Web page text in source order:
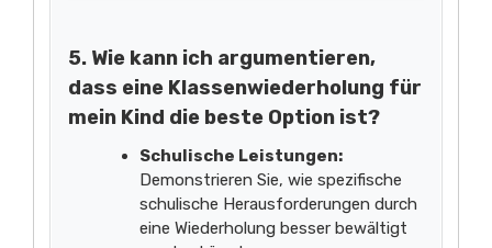
5. Wie kann ich argumentieren,
dass eine Klassenwiederholung für
mein Kind die beste Option ist?
Schulische Leistungen:
Demonstrieren Sie, wie spezifische
schulische Herausforderungen durch
eine Wiederholung besser bewältigt